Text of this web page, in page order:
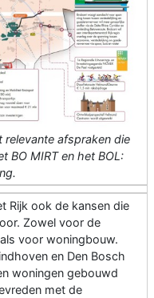
relevante afspraken die
BO MIRT en het BOL:
Rijk ook de kansen die
Zowel voor de
voor woningbouw.
en Den Bosch
woningen gebouwd
met de